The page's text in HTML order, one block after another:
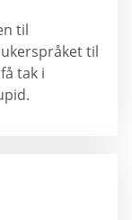
til
til
tak i